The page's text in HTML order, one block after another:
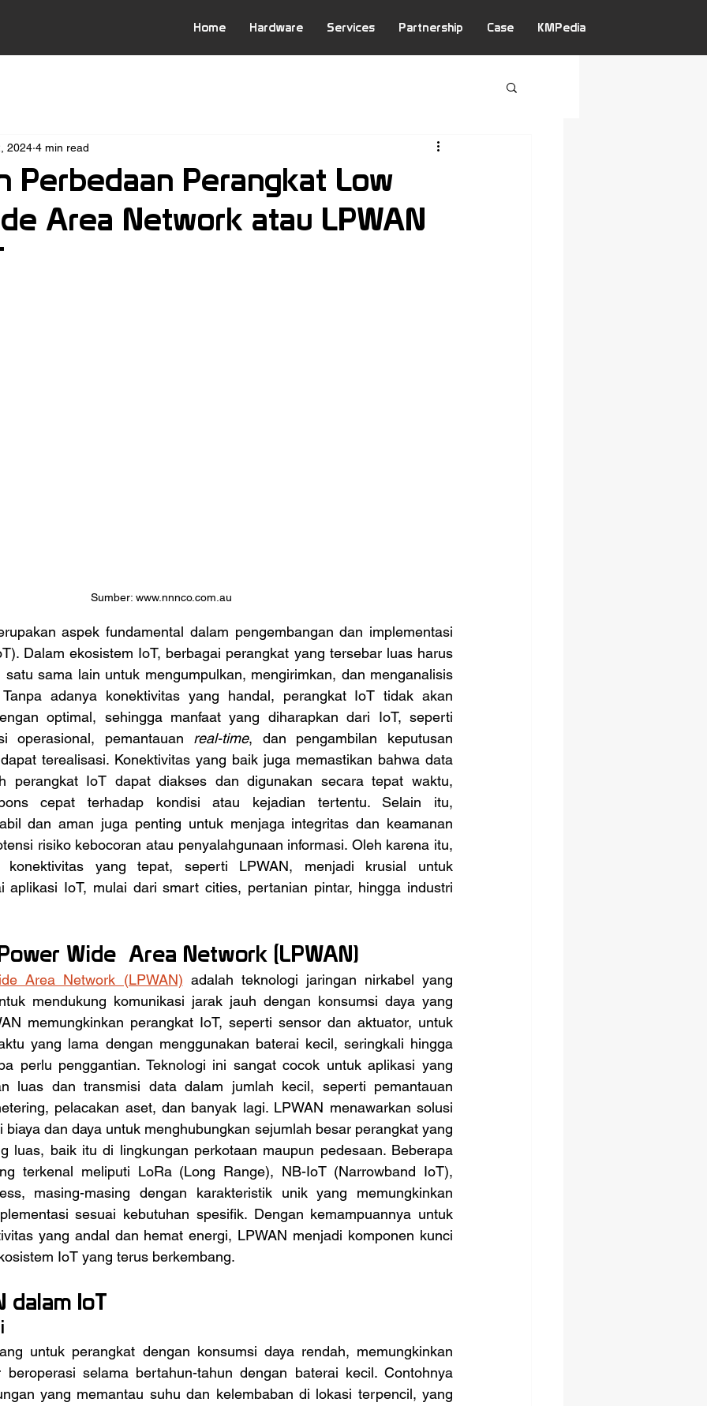
Home Hardware Services Partnership Case KMPedia
Perbedaan Perangkat Low
Area Network atau LPWAN
2024 4 min read
Sumber: www.nnnco.com.au
Dalam ekosistem IoT, berbagai perangkat yang tersebar luas harus
satu sama lain untuk mengumpulkan, mengirimkan, dan menganalisis
adanya konektivitas yang handal, perangkat IoT tidak akan
optimal, sehingga manfaat yang diharapkan dari IoT, seperti
operasional, pemantauan real-time, dan pengambilan keputusan
terealisasi. Konektivitas yang baik juga memastikan bahwa data
perangkat IoT dapat diakses dan digunakan secara tepat waktu,
cepat terhadap kondisi atau kejadian tertentu. Selain itu,
dan aman juga penting untuk menjaga integritas dan keamanan
risiko kebocoran atau penyalahgunaan informasi. Oleh karena itu,
konektivitas yang tepat, seperti LPWAN, menjadi krusial untuk
aplikasi IoT, mulai dari smart cities, pertanian pintar, hingga industri
Wide  Area Network (LPWAN)
Area Network (LPWAN) adalah teknologi jaringan nirkabel yang
mendukung komunikasi jarak jauh dengan konsumsi daya yang
memungkinkan perangkat IoT, seperti sensor dan aktuator, untuk
yang lama dengan menggunakan baterai kecil, seringkali hingga
perlu penggantian. Teknologi ini sangat cocok untuk aplikasi yang
luas dan transmisi data dalam jumlah kecil, seperti pemantauan
pelacakan aset, dan banyak lagi. LPWAN menawarkan solusi
biaya dan daya untuk menghubungkan sejumlah besar perangkat yang
luas, baik itu di lingkungan perkotaan maupun pedesaan. Beberapa
terkenal meliputi LoRa (Long Range), NB-IoT (Narrowband IoT),
masing-masing dengan karakteristik unik yang memungkinkan
sesuai kebutuhan spesifik. Dengan kemampuannya untuk
yang andal dan hemat energi, LPWAN menjadi komponen kunci
IoT yang terus berkembang.
dalam IoT
selama bertahun-tahun dengan baterai kecil. Contohnya
yang memantau suhu dan kelembaban di lokasi terpencil, yang